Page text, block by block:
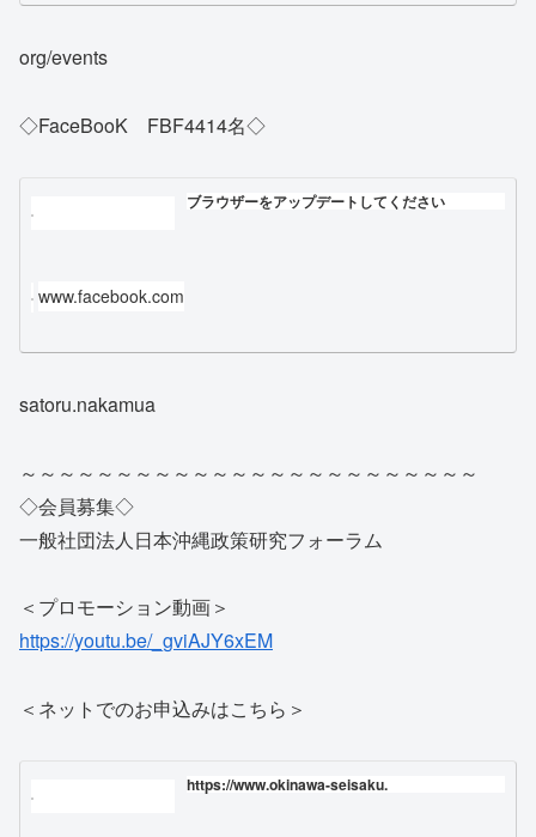
org/events
◇FaceBooK FBF4414名◇
ブラウザーをアップデートしてください
www.facebook.com
satoru.nakamua
～～～～～～～～～～～～～～～～～～～～～～～～
◇会員募集◇
一般社団法人日本沖縄政策研究フォーラム
＜プロモーション動画＞
https://youtu.be/_gviAJY6xEM
＜ネットでのお申込みはこちら＞
https://www.okinawa-seisaku.